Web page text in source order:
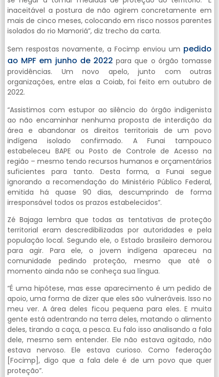
inaceitável a postura de não agirem concretamente em
mais de cinco meses, colocando em risco nossos parentes
isolados do rio Mamoriá”, diz trecho da carta.
Sem respostas novamente, a Focimp enviou um pedido
ao MPF em junho de 2022para que o órgão tomasse
providências. Um novo apelo, junto com outras
organizações, entre elas a Coiab, foi feito em outubro de
2022.
“Assistimos com estupor ao silêncio do órgão indigenista
ao não encaminhar nenhuma proposta de interdição da
área e abandonar os direitos territoriais de um povo
indígena isolado confirmado. A Funai tampouco
estabeleceu BAPE ou Posto de Controle de Acesso na
região – mesmo tendo recursos humanos e orçamentários
suficientes para tanto. Desta forma, a Funai segue
ignorando a recomendação do Ministério Público Federal,
emitida há quase 90 dias, descumprindo de forma
irresponsável todos os prazos estabelecidos”.
Zé Bajaga lembra que todas as tentativas de proteção
territorial eram descredibilizadas por autoridades e pela
população local. Segundo ele, o Estado brasileiro demorou
para agir. Para ele, o jovem indígena apareceu na
comunidade pedindo proteção, mesmo que até o
momento ainda não se conheça sua língua.
“É uma hipótese, mas esse aparecimento é um pedido de
apoio, uma forma de dizer que eles são vulneráveis. Isso no
meu ver. A área deles ficou pequena para eles. E muita
gente está adentrando na terra deles, matando o alimento
deles, tirando a caça, a pesca. Eu falo isso analisando a fala
dele, mesmo sem entender. Ele não estava agitado, não
estava nervoso. Ele estava curioso. Como federação
[Focimp], digo que a fala dele é de um povo que quer
proteção”.